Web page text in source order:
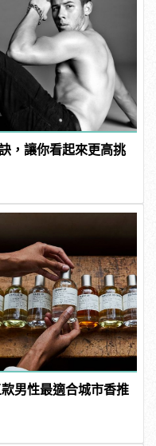
，讓你看起來更高挑
男性最適合城市香推